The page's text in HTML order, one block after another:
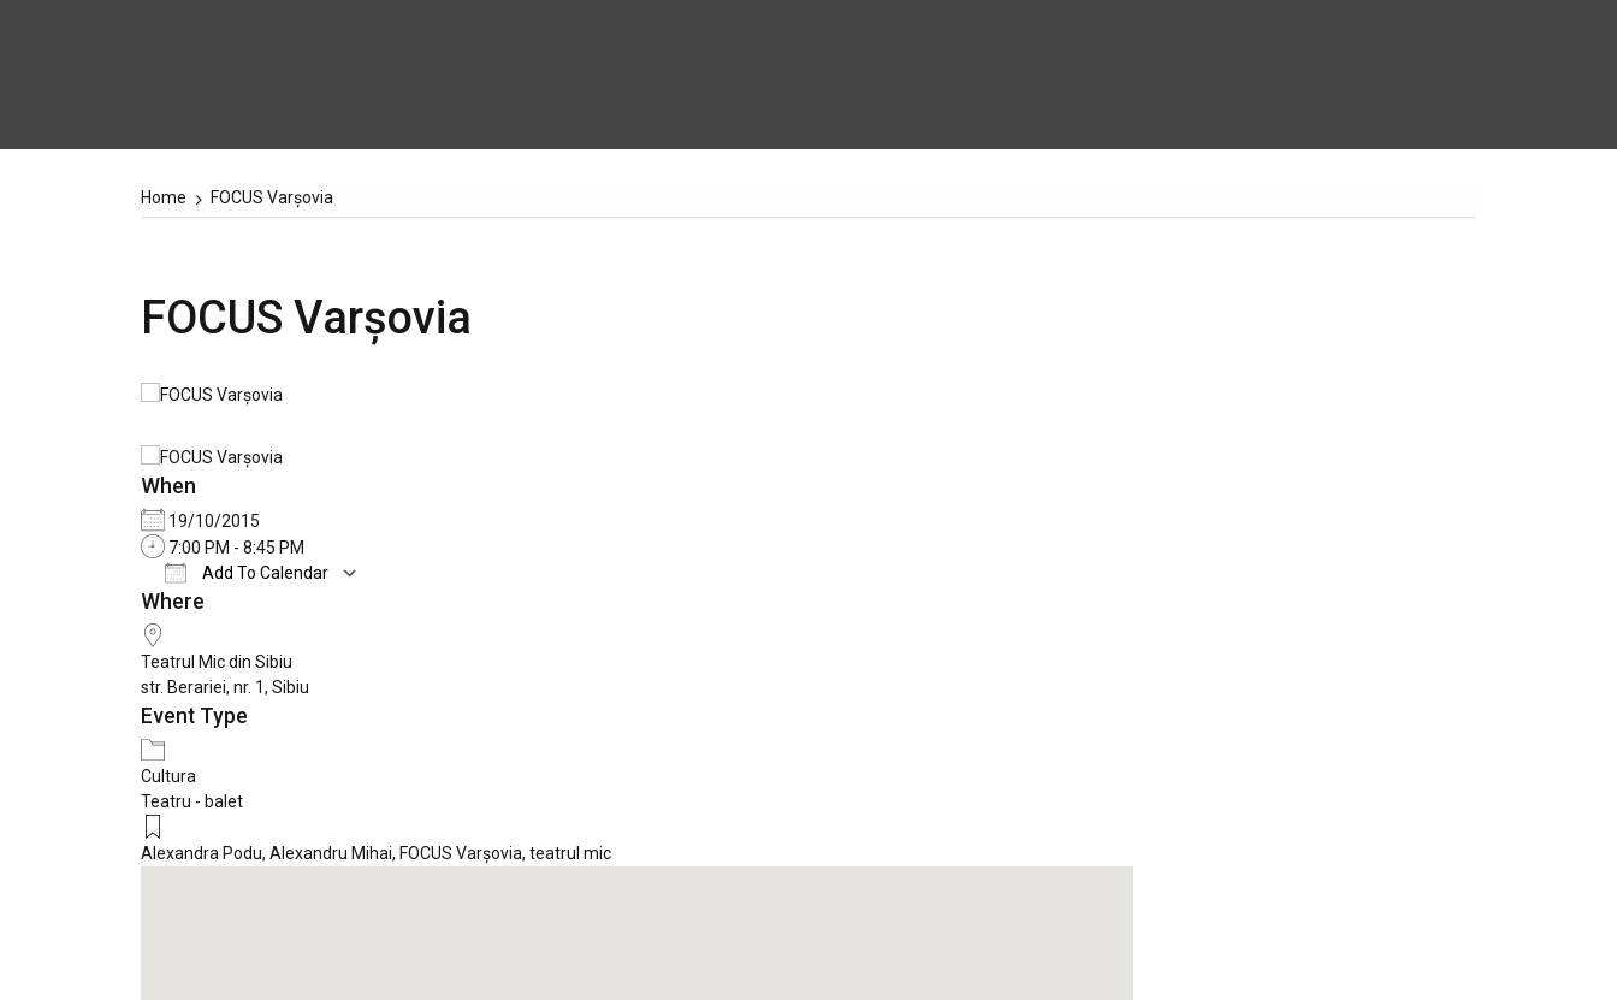
Home FOCUS Varșovia
FOCUS Varșovia
When
19/10/2015
7:00 PM - 8:45 PM
Add To Calendar
Download ICS
Where
Teatrul Mic din Sibiu
str. Berariei, nr. 1, Sibiu
Event Type
Cultura
Teatru - balet
Alexandra Podu, Alexandru Mihai, FOCUS Varșovia, teatrul mic